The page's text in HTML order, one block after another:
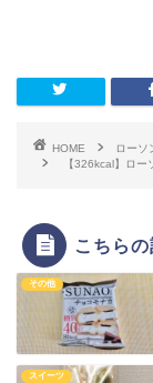
HOME ローソ
【326kcal】ロ
こちら
その他
スイーツ